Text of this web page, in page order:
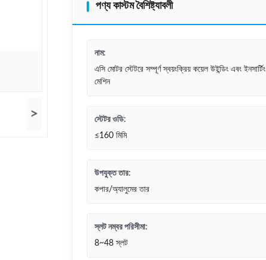
>
পণ্য কাস্টম বৈশিষ্ট্যাবলী
নাম:
এসি মোটর স্টেটরে সম্পূর্ণ স্বয়ংক্রিয় কয়েল উইন্ডিং এবং ইনসার্টিং
মেশিন
স্টেটর ওডি:
≤160 মিমি
উপযুক্ত তার:
কপার/অ্যালুমের তার
স্লট নম্বর পরিসীমা:
8~48 স্লট